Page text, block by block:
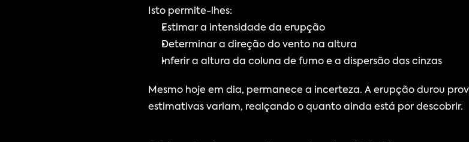
Isto permite-lhes:
Estimar a intensidade da erupção
Determinar a direção do vento na altura
Inferir a altura da coluna de fumo e a dispersão das cinzas
Mesmo hoje em dia, permanece a incerteza. A erupção durou
estimativas variam, realçando o quanto ainda está por descobrir.